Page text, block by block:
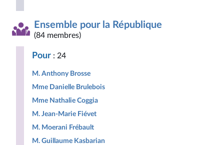
Ensemble pour la République
(84 membres)
Pour : 24
M. Anthony Brosse
Mme Danielle Brulebois
Mme Nathalie Coggia
M. Jean-Marie Fiévet
M. Moerani Frébault
M. Guillaume Kasbarian